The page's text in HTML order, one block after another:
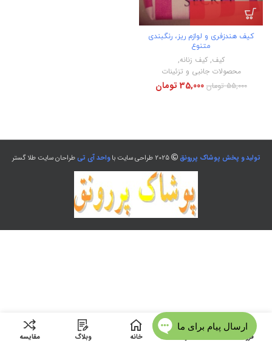
کیف هندزفری و لوازم ریز، رنگبندی
متنوع
کیف,کیف زنانه,
محصولات جانبی و تزئینات
55,000 تومان 35,000 تومان
تولید و پخش پوشاک پررونق 2025 طراحی سایت با واحد آی تیطراحان سایت طلا گستر
فروشگاه خانه وبلاگ مقایسه